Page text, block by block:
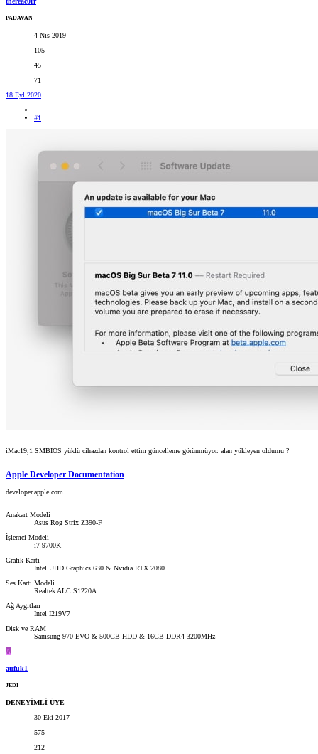
PADAVAN
4 Nis 2019
105
45
71
18 Eyl 2020
#1
iMac19,1 SMBIOS yüklü cihazdan kontrol ettim güncelleme görünmüyor. alan yükleyen oldumu ?
Apple Developer Documentation
developer.apple.com
Anakart Modeli
Asus Rog Strix Z390-F
İşlemci Modeli
i7 9700K
Grafik Kartı
Intel UHD Graphics 630 & Nvidia RTX 2080
Ses Kartı Modeli
Realtek ALC S1220A
Ağ Aygıtları
Intel I219V7
Disk ve RAM
Samsung 970 EVO & 500GB HDD & 16GB DDR4 3200MHz
A
aufuk1
JEDI
DENEYİMLİ ÜYE
30 Eki 2017
575
212